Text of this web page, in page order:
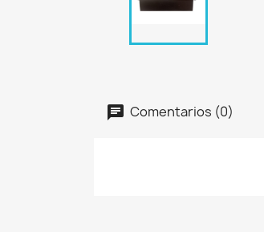
Comentarios (0)